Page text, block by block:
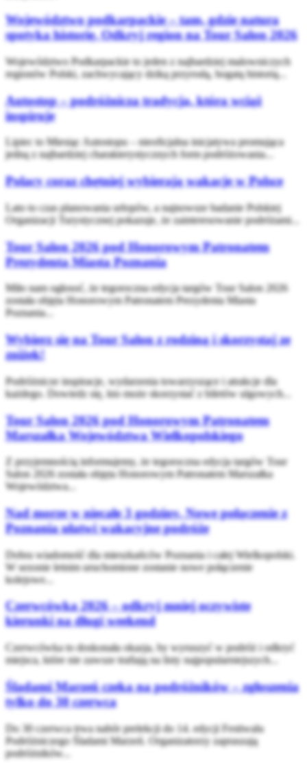
Województwo podkarpackie – tam, gdzie natura
spotyka historię. Odkryj region na Tour Salon 2026
Województwo Podkarpackie to jeden z najbardziej malowniczych
regionów Polski, zachwycający dziką przyrodą, bogatą historią...
Autostop – podróżnicza tradycja, która wciąż
inspiruje
Lipiec to Miesiąc Autostopu – nieoficjalna inicjatywa promująca
jedną z najbardziej charakterystycznych form podróżowania...
Polacy coraz chętniej wybierają wakacje w Polsce
Lato to czas planowania urlopów, a najnowsze badanie Polskiej
Organizacji Turystycznej pokazuje, że zainteresowanie podróżami...
Tour Salon 2026 pod Honorowym Patronatem
Prezydenta Miasta Poznania
Miło nam ogłosoć, że tegoroczna edycja targów Tour Salon 2026
została objęta Honorowym Patronatem Prezydenta Miasta
Poznania...
Wybierz się na Tour Salon z rodziną i skorzystaj ze
zniżek!
Podróżnicze inspiracje, wydarzenia towarzyszące i atrakcje dla
każdego. Dowiedz się, kto może skorzystać z biletów ulgowych...
Tour Salon 2026 pod Honorowym Patronatem
Marszałka Województwa Wielkopolskiego
Z przyjemnością informujemy, że tegoroczna edycja targów Tour
Salon 2026 została objęta Honorowym Patronatem Marszałka
Województwa...
Nad morze w niecałe 3 godziny. Nowe połączenie z
Poznania ułatwi wakacyjne podróże
Dobra wiadomość dla mieszkańców Poznania i całej Wielkopolski.
W sezonie letnim uruchomione zostanie nowe połączenie
kolejowe...
Czerwcówka 2026 – odkryj mniej oczywiste
kierunki na długi weekend
Czerwcówka to doskonała okazja, by wyruszyć w podróż i odkryć
miejsca, które nie zawsze trafiają na listy najpopularniejszych...
Śladami Marzeń czeka na podróżników – zgłoszenia
tylko do 30 czerwca
Do 30 czerwca trwa nabór prelekcji do 14. edycji Festiwalu
Podróżniczego Śladami Marzeń. Organizatorzy zapraszają
podróżników...